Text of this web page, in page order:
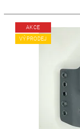
AKCE
VÝPRODEJ